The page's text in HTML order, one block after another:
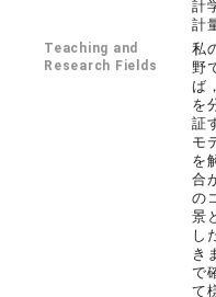
計
計
Teaching and
Research Fields
私
野
ば
を
証
モ
を
合
の
景
し
き
で
て